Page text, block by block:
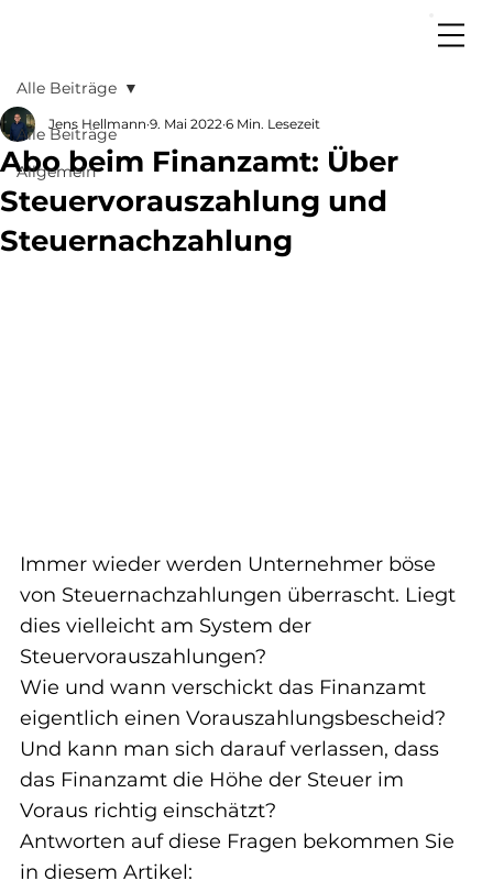
Alle Beiträge
Allgemein
Alle Beiträge
Abo beim Finanzamt: Über
Steuervorauszahlung und
Steuernachzahlung
Jens Hellmann 9. Mai 2022 6 Min. Lesezeit
Immer wieder werden Unternehmer böse
von Steuernachzahlungen überrascht. Liegt
dies vielleicht am System der
Steuervorauszahlungen?
Wie und wann verschickt das Finanzamt
eigentlich einen Vorauszahlungsbescheid?
Und kann man sich darauf verlassen, dass
das Finanzamt die Höhe der Steuer im
Voraus richtig einschätzt?
Antworten auf diese Fragen bekommen Sie
in diesem Artikel: